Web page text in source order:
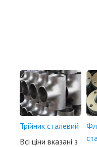
Трійник сталевий
Всі ціни вказані з